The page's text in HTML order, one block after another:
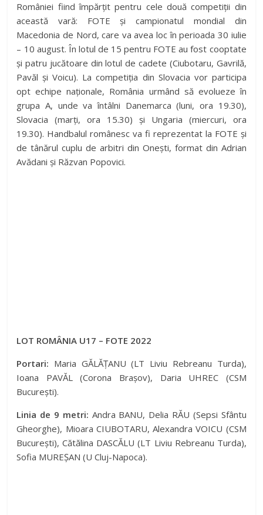
României fiind împărțit pentru cele două competiții din
această vară: FOTE și campionatul mondial din
Macedonia de Nord, care va avea loc în perioada 30 iulie
– 10 august. În lotul de 15 pentru FOTE au fost cooptate
și patru jucătoare din lotul de cadete (Ciubotaru, Gavrilă,
Pavăl și Voicu). La competiția din Slovacia vor participa
opt echipe naționale, România urmând să evolueze în
grupa A, unde va întâlni Danemarca (luni, ora 19.30),
Slovacia (marți, ora 15.30) și Ungaria (miercuri, ora
19.30). Handbalul românesc va fi reprezentat la FOTE și
de tânărul cuplu de arbitri din Onești, format din Adrian
Avădani și Răzvan Popovici.
LOT ROMÂNIA U17 – FOTE 2022
Portari: Maria GĂLĂȚANU (LT Liviu Rebreanu Turda),
Ioana PAVĂL (Corona Brașov), Daria UHREC (CSM
București).
Linia de 9 metri: Andra BANU, Delia RĂU (Sepsi Sfântu
Gheorghe), Mioara CIUBOTARU, Alexandra VOICU (CSM
București), Cătălina DASCĂLU (LT Liviu Rebreanu Turda),
Sofia MUREȘAN (U Cluj-Napoca).